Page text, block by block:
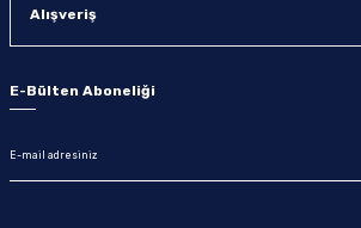
Alışveriş
E-Bülten Aboneliği